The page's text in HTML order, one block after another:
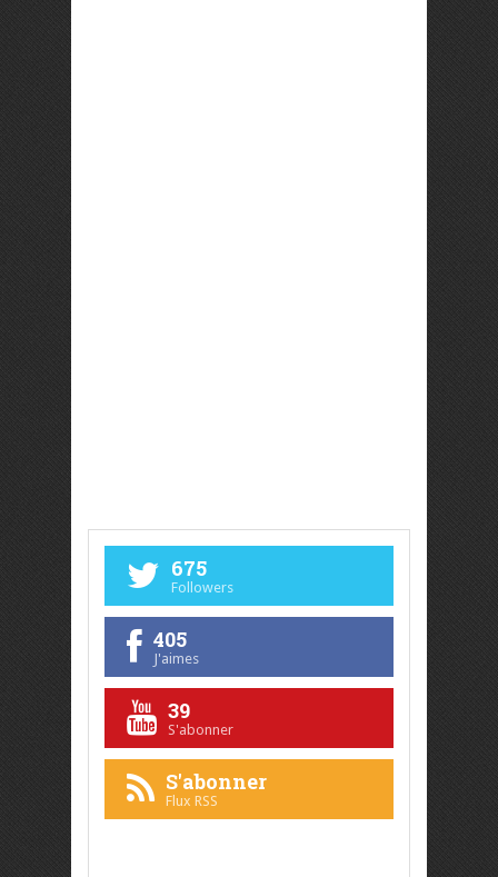
675
Followers
405
J'aimes
39
S'abonner
S'abonner
Flux RSS